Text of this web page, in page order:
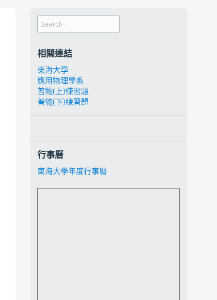
Search for:
相關連結
東海大學
應用物理學系
普物(上)練習題
普物(下)練習題
行事曆
東海大學年度行事曆